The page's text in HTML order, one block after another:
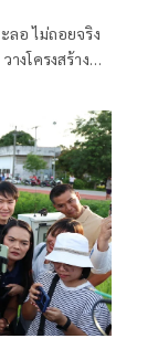
ลอ ไม่ถอยจริง
งโครงสร้าง